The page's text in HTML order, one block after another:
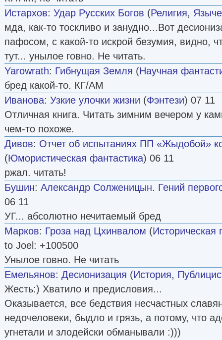
Истархов: Удар Русских Богов (Религия,
мда, как-то тоскливо и занудно...Вот
пафосом, с какой-то искрой безумия, видно,
тут... унылое говно. Не читать.
Yarowrath: Гибнущая Земля (Научная
бред какой-то. КГ/АМ
Иванова: Узкие улочки жизни (Фэнтези) 07 11
Отличная книга. Читать зимним вечером у
чем-то похоже.
Дивов: Отчет об испытаниях ПП «Жыдобой»
(Юмористическая фантастика) 06 11
ржал. читать!
Бушин: Александр Солженицын. Гений
06 11
УГ... абсолютно нечитаемый бред
Марков: Гроза над Цхинвалом (Историческая
to Joel: +100500
Унылое говно. Не читать
Емельянов: Десионизация (История,
Жесть:) Хватило и предисловия...
Оказывается, все бедствия несчастных
недочеловеки, быдло и грязь, а потому, что
угнетали и злодейски обманывали :)))